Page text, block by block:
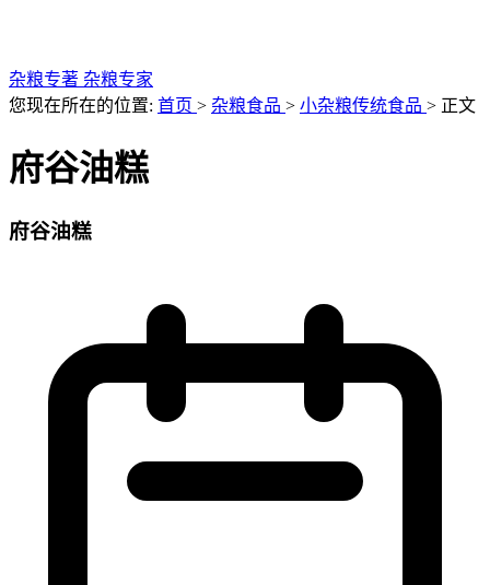
杂粮专著 杂粮专家
您现在所在的位置: 首页 > 杂粮食品 > 小杂粮传统食品 > 正文
府谷油糕
府谷油糕